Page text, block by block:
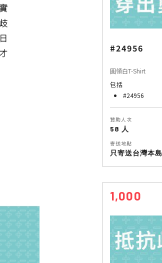
#24956
圓領白T-Shirt
包括
#24956
贊助人次
58 人
寄送地點
只寄送台灣本島
1,000